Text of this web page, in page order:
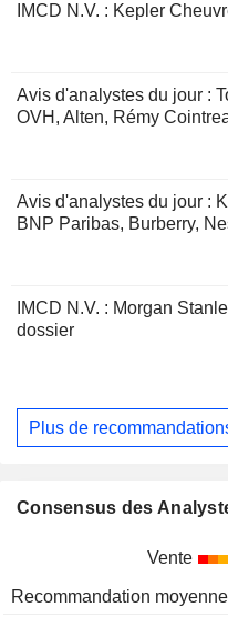
IMCD N.V. : Kepler
Avis d'analystes du jour :
OVH, Alten, Rémy
Avis d'analystes du jour :
BNP Paribas, Burberry,
IMCD N.V. : Morgan
dossier
Plus de
Consensus des
Vente
Recommandation moyenne